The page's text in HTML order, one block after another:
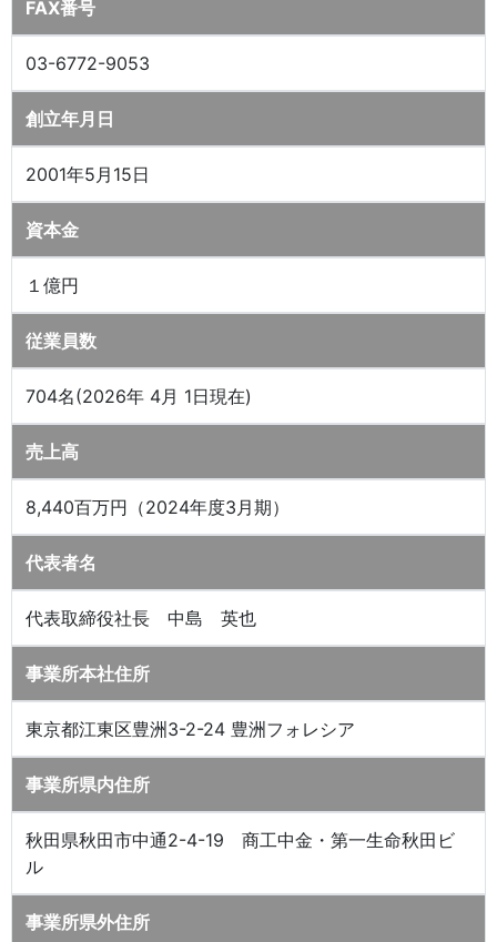
FAX番号
03-6772-9053
創立年月日
2001年5月15日
資本金
１億円
従業員数
704名(2026年 4月 1日現在)
売上高
8,440百万円（2024年度3月期）
代表者名
代表取締役社長 中島 英也
事業所本社住所
東京都江東区豊洲3-2-24 豊洲フォレシア
事業所県内住所
秋田県秋田市中通2-4-19 商工中金・第一生命秋田ビ
ル
事業所県外住所